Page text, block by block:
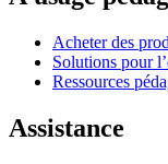
Acheter des
Solutions pour
Ressources
Assistance